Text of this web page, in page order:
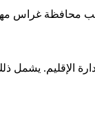
محافظة غراس مهم
الإقليم. يشمل